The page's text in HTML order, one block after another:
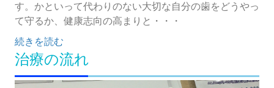
す。かといって代わりのない大切な自分の歯をどうやっ
て守るか、健康志向の高まりと・・・
続きを読む
治療の流れ